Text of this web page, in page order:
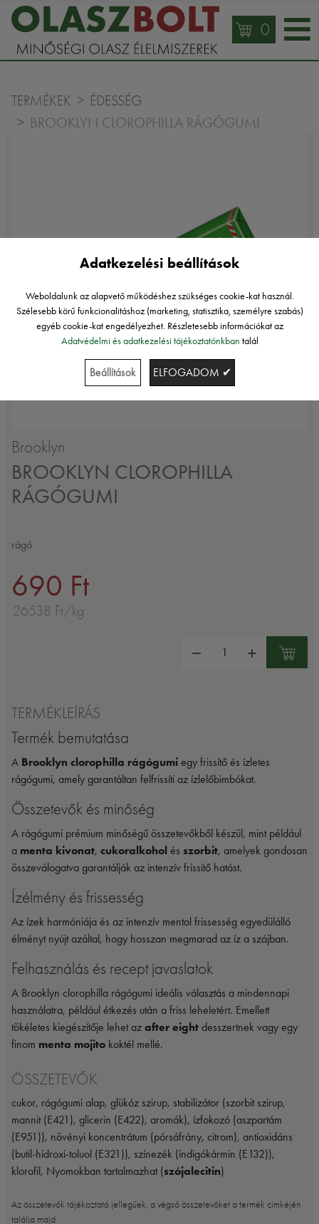
0
TERMÉKEK ÉDESSÉG
BROOKLYN CLOROPHILLA RÁGÓGUMI
Brooklyn
BROOKLYN CLOROPHILLA
RÁGÓGUMI
rágó
690 Ft
26538 Ft/kg
TERMÉKLEÍRÁS
Termék bemutatása
A Brooklyn clorophilla rágógumi egy frissítő és ízletes
rágógumi, amely garantáltan felfrissíti az ízlelőbimbókat.
Összetevők és minőség
A rágógumi prémium minőségű összetevőkből készül, mint például
a menta kivonat, cukoralkohol és szorbit, amelyek gondosan
összeválogatva garantálják az intenzív frissítő hatást.
Ízélmény és frissesség
Az ízek harmóniája és az intenzív mentol frissesség egyedülálló
élményt nyújt azáltal, hogy hosszan megmarad az íz a szájban.
Felhasználás és recept javaslatok
A Brooklyn clorophilla rágógumi ideális választás a mindennapi
használatra, például étkezés után a friss leheletért. Emellett
tökéletes kiegészítője lehet az after eight desszertnek vagy egy
finom menta mojito koktél mellé.
ÖSSZETEVŐK
cukor, rágógumi alap, glükóz szirup, stabilizátor (szorbit szirup,
mannit (E421), glicerin (E422), aromák), ízfokozó (aszpartám
(E951)), növényi koncentrátum (pórsáfrány, citrom), antioxidáns
(butil-hidroxi-toluol (E321)), színezék (indigókármin (E132)),
klorofil, Nyomokban tartalmazhat (szójalecitin)
Az összetevők tájékoztató jellegűek, a végső összetevőket a termék cimkéjén
találja majd
Adatkezelési beállítások
Weboldalunk az alapvető működéshez szükséges cookie-kat használ.
Szélesebb körű funkcionalitáshoz (marketing, statisztika, személyre szabás)
egyéb cookie-kat engedélyezhet. Részletesebb információkat az
Adatvédelmi és adatkezelési tájékoztatónkban talál
Beállítások ELFOGADOM ✔